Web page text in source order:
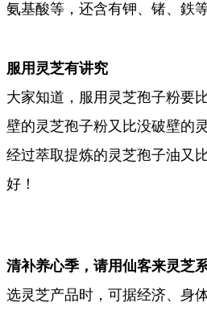
氨基酸等，还含有钾、锗、鉄
服用灵芝有讲究
大家知道，服用灵芝孢子粉要
壁的灵芝孢子粉又比没破壁的
经过萃取提炼的灵芝孢子油又
好！
清补养心季，请用仙客来灵芝
选灵芝产品时，可据经济、身